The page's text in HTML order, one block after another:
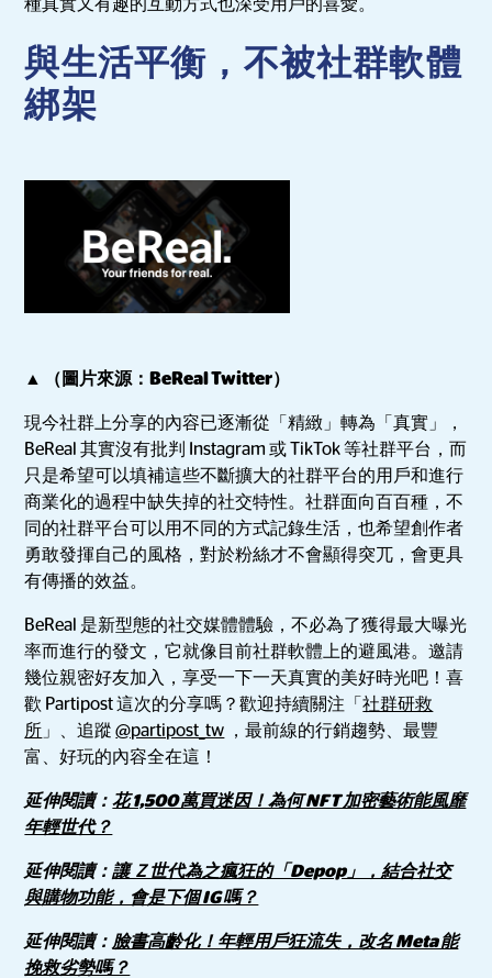
種真實又有趣的互動方式也深受用戶的喜愛。
與生活平衡，不被社群軟體
綁架
▲ （圖片來源：BeReal Twitter）
現今社群上分享的內容已逐漸從「精緻」轉為「真實」，
BeReal 其實沒有批判 Instagram 或 TikTok 等社群平台，而
只是希望可以填補這些不斷擴大的社群平台的用戶和進行
商業化的過程中缺失掉的社交特性。社群面向百百種，不
同的社群平台可以用不同的方式記錄生活，也希望創作者
勇敢發揮自己的風格，對於粉絲才不會顯得突兀，會更具
有傳播的效益。
BeReal 是新型態的社交媒體體驗，不必為了獲得最大曝光
率而進行的發文，它就像目前社群軟體上的避風港。邀請
幾位親密好友加入，享受一下一天真實的美好時光吧！喜
歡 Partipost 這次的分享嗎？歡迎持續關注「社群研救
所 」、追蹤@partipost_tw ，最前線的行銷趨勢、最豐
富、好玩的內容全在這！
延伸閱讀：花 1,500 萬買迷因！為何 NFT 加密藝術能風靡
年輕世代？
延伸閱讀：讓 Ｚ世代為之瘋狂的「Depop」，結合社交
與購物功能，會是下個 IG 嗎？
延伸閱讀： 臉書高齡化！年輕用戶狂流失，改名 Meta 能
挽救劣勢嗎？